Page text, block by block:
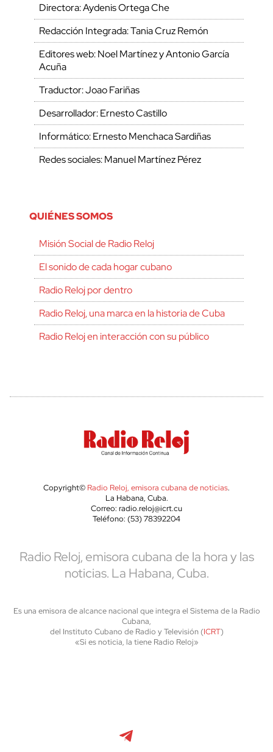
Directora: Aydenis Ortega Che
Redacción Integrada: Tania Cruz Remón
Editores web: Noel Martínez y Antonio García
Acuña
Traductor: Joao Fariñas
Desarrollador: Ernesto Castillo
Informático: Ernesto Menchaca Sardiñas
Redes sociales: Manuel Martínez Pérez
QUIÉNES SOMOS
Misión Social de Radio Reloj
El sonido de cada hogar cubano
Radio Reloj por dentro
Radio Reloj, una marca en la historia de Cuba
Radio Reloj en interacción con su público
Copyright© Radio Reloj, emisora cubana de noticias.
La Habana, Cuba.
Correo: radio.reloj@icrt.cu
Teléfono: (53) 78392204
Radio Reloj, emisora cubana de la hora y las
noticias. La Habana, Cuba.
Es una emisora de alcance nacional que integra el Sistema de la Radio
Cubana,
del Instituto Cubano de Radio y Televisión (ICRT)
«Si es noticia, la tiene Radio Reloj»